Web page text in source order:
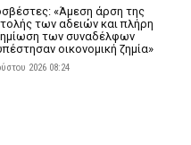
«Άμεση άρση της
των αδειών και πλήρη
των συναδέλφων
οικονομική ζημία»
2026 08:24